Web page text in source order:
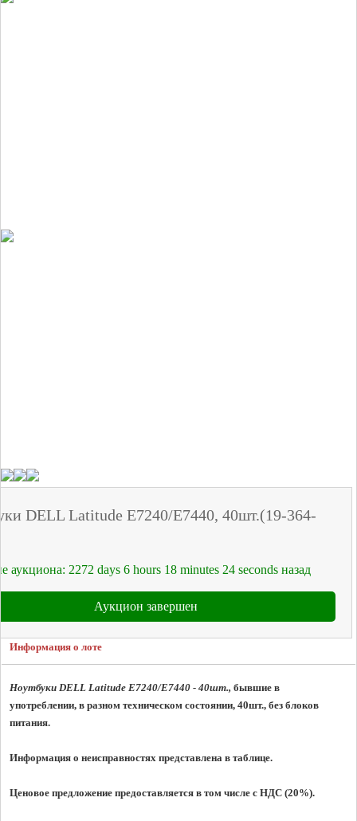
DELL Latitude E7240/E7440, 40шт.(19-364-
аукциона: 2272 days 6 hours 18 minutes 24 seconds назад
Аукцион завершен
Информация о лоте
Ноутбуки DELL Latitude E7240/E7440 - 40шт., бывшие в
употреблении, в разном техническом состоянии, 40шт., без блоков
питания.
Информация о неисправностях представлена в таблице.
Ценовое предложение предоставляется в том числе с НДС (20%).